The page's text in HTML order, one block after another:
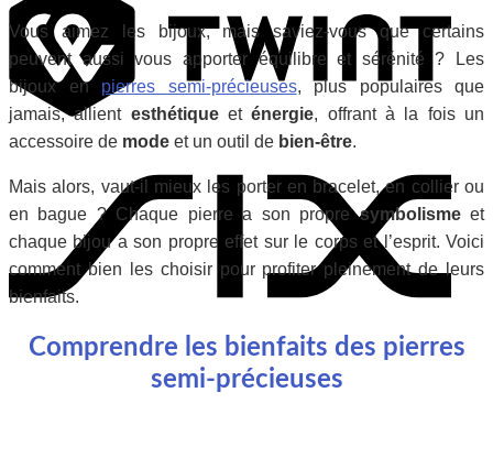
Vous aimez les bijoux, mais saviez-vous que certains
peuvent aussi vous apporter équilibre et sérénité ? Les
bijoux en pierres semi-précieuses, plus populaires que
jamais, allient esthétiqueeténergie, offrant à la fois un
accessoire de mode et un outil de bien-être.
Mais alors, vaut-il mieux les porter en bracelet, en collier ou
en bague ? Chaque pierre a son propresymbolismeet
chaque bijou a son propre effet sur le corps et l’esprit. Voici
comment bien les choisir pour profiter pleinement de leurs
bienfaits.
Comprendre les bienfaits des pierres
semi-précieuses